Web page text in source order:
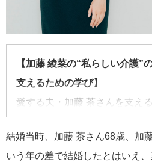
【加藤 綾菜の“私らしい介護”
支えるための学び】
愛する夫・加藤 茶さんを支え
通じてどんな学びや発見があ
加藤さんの実体験から介護と
結婚当時、加藤 茶さん68歳、加
いう年の差で結婚したとはいえ